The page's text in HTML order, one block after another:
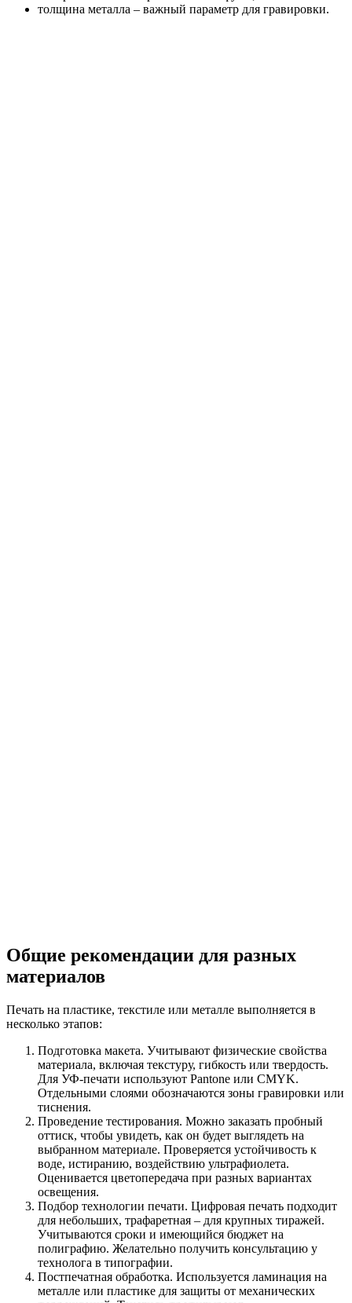
толщина металла – важный параметр для гравировки.
Общие рекомендации для разных
материалов
Печать на пластике, текстиле или металле выполняется в
несколько этапов:
Подготовка макета. Учитывают физические свойства
материала, включая текстуру, гибкость или твердость.
Для УФ-печати используют Pantone или CMYK.
Отдельными слоями обозначаются зоны гравировки или
тиснения.
Проведение тестирования. Можно заказать пробный
оттиск, чтобы увидеть, как он будет выглядеть на
выбранном материале. Проверяется устойчивость к
воде, истиранию, воздействию ультрафиолета.
Оценивается цветопередача при разных вариантах
освещения.
Подбор технологии печати. Цифровая печать подходит
для небольших, трафаретная – для крупных тиражей.
Учитываются сроки и имеющийся бюджет на
полиграфию. Желательно получить консультацию у
технолога в типографии.
Постпечатная обработка. Используется ламинация на
металле или пластике для защиты от механических